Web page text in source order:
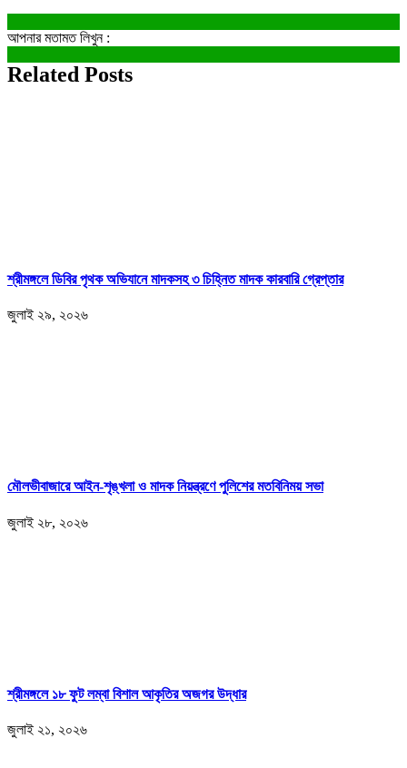
আপনার মতামত লিখুন :
Related Posts
শ্রীমঙ্গলে ডিবির পৃথক অভিযানে মাদকসহ ৩ চিহ্নিত মাদক কারবারি গ্রেপ্তার
জুলাই ২৯, ২০২৬
মৌলভীবাজারে আইন-শৃঙ্খলা ও মাদক নিয়ন্ত্রণে পুলিশের মতবিনিময় সভা
জুলাই ২৮, ২০২৬
শ্রীমঙ্গলে ১৮ ফুট লম্বা বিশাল আকৃতির অজগর উদ্ধার
জুলাই ২১, ২০২৬